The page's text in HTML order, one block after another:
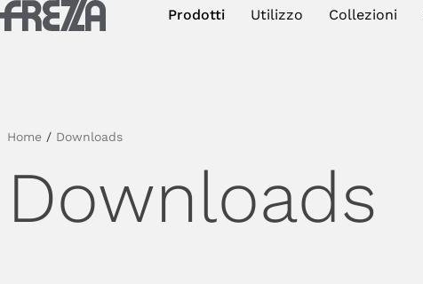
Skip to main content Prodotti Utilizzo Collezioni
Collezioni
Progetti e ispirazioni
Azienda
Home/ Downloads
Downloads